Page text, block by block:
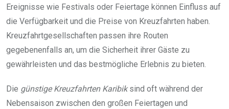
Ereignisse wie Festivals oder Feiertage können Einfluss auf
die Verfügbarkeit und die Preise von Kreuzfahrten haben.
Kreuzfahrtgesellschaften passen ihre Routen
gegebenenfalls an, um die Sicherheit ihrer Gäste zu
gewährleisten und das bestmögliche Erlebnis zu bieten.
Die günstige Kreuzfahrten Karibiksind oft während der
Nebensaison zwischen den großen Feiertagen und